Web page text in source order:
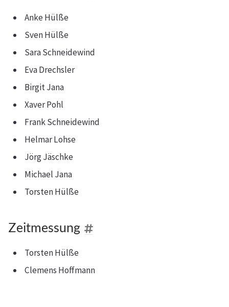
Anke Hülße
Sven Hülße
Sara Schneidewind
Eva Drechsler
Birgit Jana
Xaver Pohl
Frank Schneidewind
Helmar Lohse
Jörg Jäschke
Michael Jana
Torsten Hülße
Zeitmessung
Torsten Hülße
Clemens Hoffmann